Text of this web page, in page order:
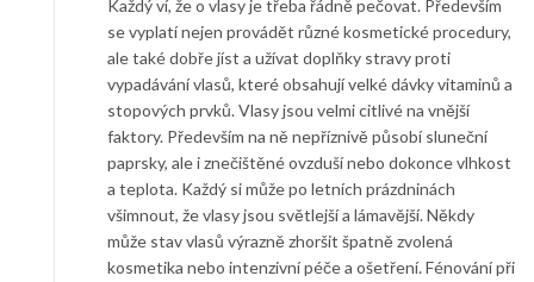
Každý ví, že o vlasy je třeba řádně pečovat. Především
se vyplatí nejen provádět různé kosmetické procedury,
ale také dobře jíst a užívat doplňky stravy proti
vypadávání vlasů, které obsahují velké dávky vitaminů a
stopových prvků. Vlasy jsou velmi citlivé na vnější
faktory. Především na ně nepříznivě působí sluneční
paprsky, ale i znečištěné ovzduší nebo dokonce vlhkost
a teplota. Každý si může po letních prázdninách
všimnout, že vlasy jsou světlejší a lámavější. Někdy
může stav vlasů výrazně zhoršit špatně zvolená
kosmetika nebo intenzivní péče a ošetření. Fénování při